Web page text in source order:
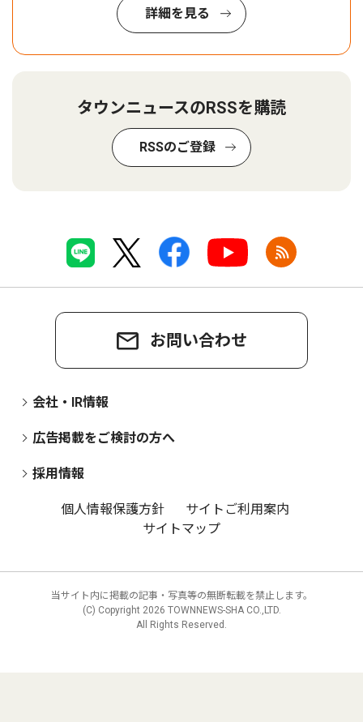
詳細を見る
タウンニュースのRSSを購読
RSSのご登録
お問い合わせ
会社・IR情報
広告掲載をご検討の方へ
採用情報
個人情報保護方針
サイトご利用案内
サイトマップ
当サイト内に掲載の記事・写真等の無断転載を禁止します。
(C) Copyright 2026 TOWNNEWS-SHA CO.,LTD.
All Rights Reserved.